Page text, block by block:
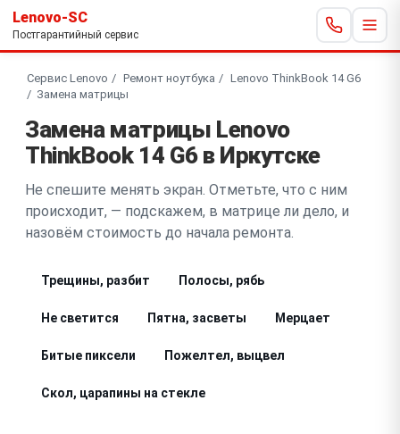
Lenovo-SC
Постгарантийный сервис
Сервис Lenovo Ремонт ноутбука
Lenovo ThinkBook 14 G6
Замена матрицы
Замена матрицы Lenovo
ThinkBook 14 G6 в Иркутске
Не спешите менять экран. Отметьте, что с ним
происходит, — подскажем, в матрице ли дело, и
назовём стоимость до начала ремонта.
Трещины, разбит Полосы, рябь
Не светится Пятна, засветы Мерцает
Битые пиксели Пожелтел, выцвел
Скол, царапины на стекле